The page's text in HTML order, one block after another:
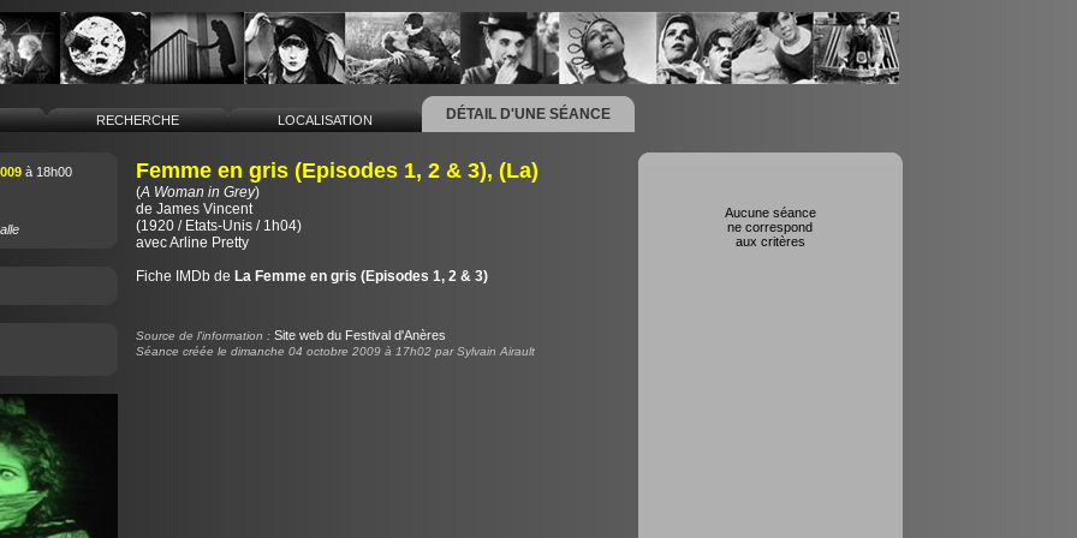
RECHERCHE LOCALISATION DÉTAIL D'UNE SÉANCE
à 18h00 Femme en gris (Episodes 1, 2 & 3), (La)
(A Woman in Grey)
de James Vincent
(1920 / Etats-Unis / 1h04)
avec Arline Pretty
Fiche IMDb de La Femme en gris (Episodes 1, 2 & 3)
Source de l'information : Site web du Festival d'Anères
Séance créée le dimanche 04 octobre 2009 à 17h02 par Sylvain Airault
Aucune séance
ne correspond
aux critères